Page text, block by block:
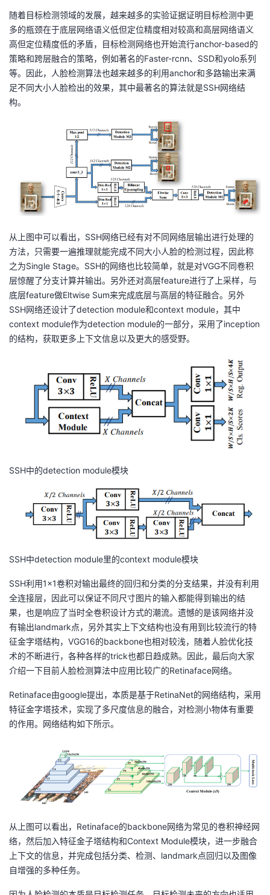
随着目标检测领域的发展，越来越多的实验证据证明目标检测中更
多的瓶颈在于底层网络语义低但定位精度相对较高和高层网络语义
高但定位精度低的矛盾，目标检测网络也开始流行anchor-based的
策略和跨层融合的策略，例如著名的Faster-rcnn、SSD和yolo系列
等。因此，人脸检测算法也越来越多的利用anchor和多路输出来满
足不同大小人脸检出的效果，其中最著名的算法就是SSH网络结
构。
从上图中可以看出，SSH网络已经有对不同网络层输出进行处理的
方法，只需要一遍推理就能完成不同大小人脸的检测过程，因此称
之为Single Stage。SSH的网络也比较简单，就是对VGG不同卷积
层惊醒了分支计算并输出。另外还对高层feature进行了上采样，与
底层feature做Eltwise Sum来完成底层与高层的特征融合。另外
SSH网络还设计了detection module和context module，其中
context module作为detection module的一部分，采用了inception
的结构，获取更多上下文信息以及更大的感受野。
SSH中的detection module模块
SSH中detection module里的context module模块
SSH利用1×1卷积对输出最终的回归和分类的分支结果，并没有利用
全连接层，因此可以保证不同尺寸图片的输入都能得到输出的结
果，也是响应了当时全卷积设计方式的潮流。遗憾的是该网络并没
有输出landmark点，另外其实上下文结构也没有用到比较流行的特
征金字塔结构，VGG16的backbone也相对较浅，随着人脸优化技
术的不断进行，各种各样的trick也都日趋成熟。因此，最后向大家
介绍一下目前人脸检测算法中应用比较广的Retinaface网络。
Retinaface由google提出，本质是基于RetinaNet的网络结构，采用
特征金字塔技术，实现了多尺度信息的融合，对检测小物体有重要
的作用。网络结构如下所示。
从上图可以看出，Retinaface的backbone网络为常见的卷积神经网
络，然后加入特征金子塔结构和Context Module模块，进一步融合
上下文的信息，并完成包括分类、检测、landmark点回归以及图像
自增强的多种任务。